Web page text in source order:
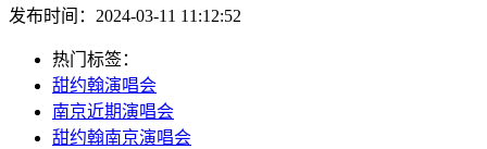
发布时间：2024-03-11 11:12:52
热门标签：
甜约翰演唱会
南京近期演唱会
甜约翰南京演唱会